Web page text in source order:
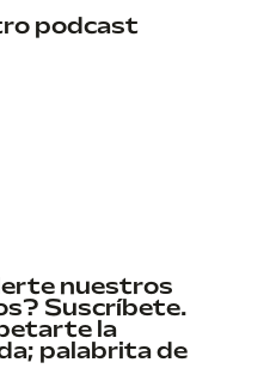
podcast
nuestros
Suscríbete.
la
palabrita de